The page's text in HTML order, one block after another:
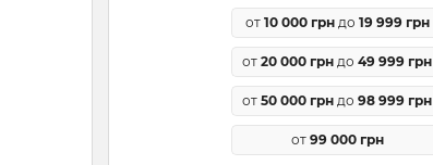
от 10 000 грндо 19 999 грн
от 20 000 грн до 49 999 грн
от 50 000 грн до 98 999 грн
от 99 000 грн